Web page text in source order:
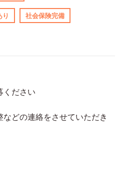
り 社会保険完備
ください
どの連絡をさせていただき